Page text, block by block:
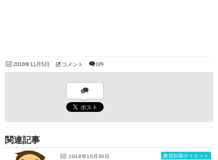
2018年11月5日 コメント 0件
関連記事
2018年10月30日 糖質制限ダイエット